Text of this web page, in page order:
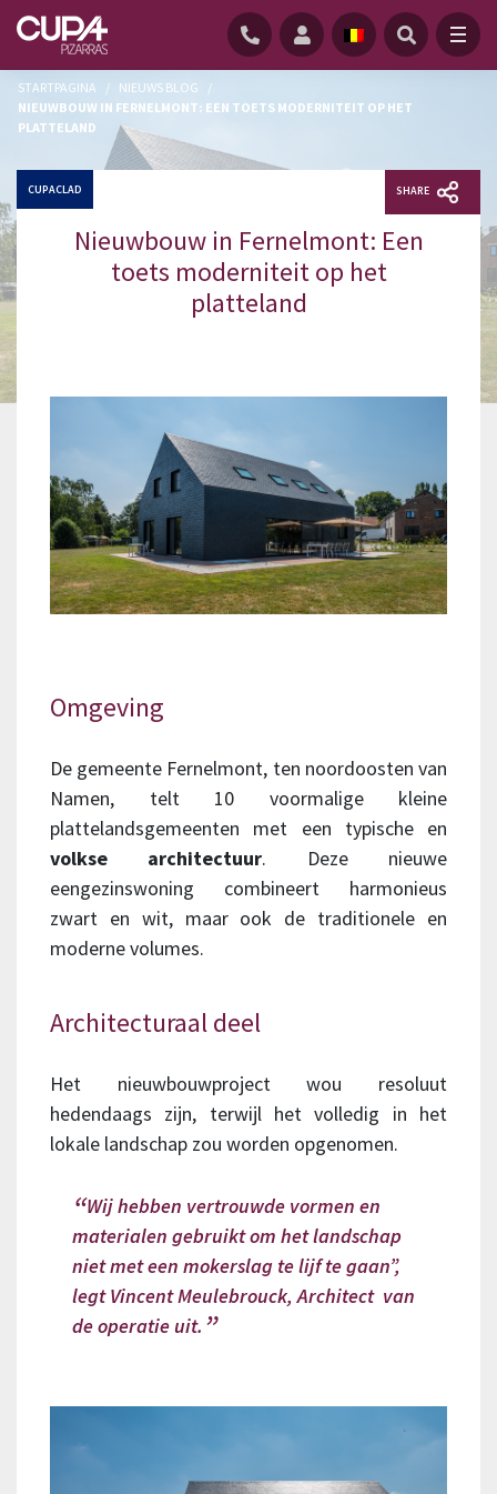
STARTPAGINA / NIEUWS BLOG
/
NIEUWBOUW IN FERNELMONT: EEN TOETS MODERNITEIT OP HET
PLATTELAND
CUPACLAD SHARE
Nieuwbouw in Fernelmont: Een
toets moderniteit op het
platteland
Omgeving
De gemeente Fernelmont, ten noordoosten van
Namen, telt 10 voormalige kleine
plattelandsgemeenten met een typische en
volkse architectuur. Deze nieuwe
eengezinswoning combineert harmonieus
zwart en wit, maar ook de traditionele en
moderne volumes.
Architecturaal deel
Het nieuwbouwproject wou resoluut
hedendaags zijn, terwijl het volledig in het
lokale landschap zou worden opgenomen.
Wij hebben vertrouwde vormen en
materialen gebruikt om het landschap
niet met een mokerslag te lijf te gaan”,
legt Vincent Meulebrouck, Architect van
de operatie uit.